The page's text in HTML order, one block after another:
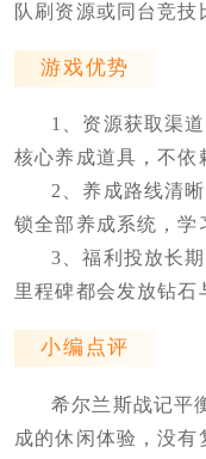
队刷资源或同台竞技
游戏优势
1、资源获取渠
核心养成道具，不依
2、养成路线清
锁全部养成系统，学
3、福利投放长
里程碑都会发放钻石
小编点评
希尔兰斯战记平
成的休闲体验，没